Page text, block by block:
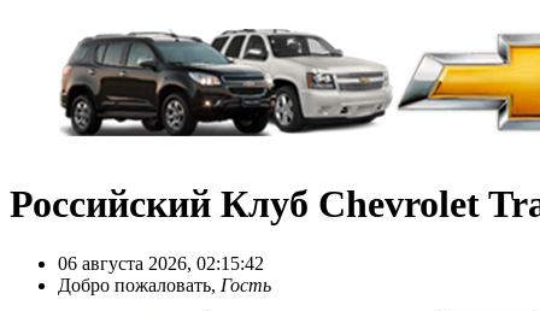
Российский Клуб Chevrolet
06 августа 2026, 02:15:42
Добро пожаловать, Гость